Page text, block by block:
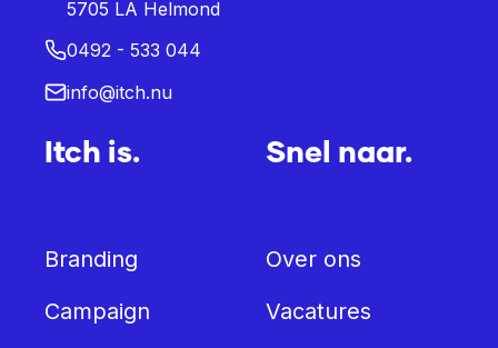
5705 LA Helmond
0492 - 533 044
info@itch.nu
Itch is.
Branding
Campaign
Snel naar.
Over ons
Vacatures